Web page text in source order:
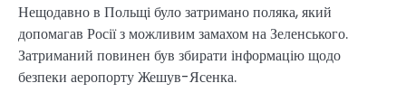
Нещодавно в Польщі було затримано поляка, який
допомагав Росії з можливим замахом на Зеленського.
Затриманий повинен був збирати інформацію щодо
безпеки аеропорту Жешув-Ясенка.